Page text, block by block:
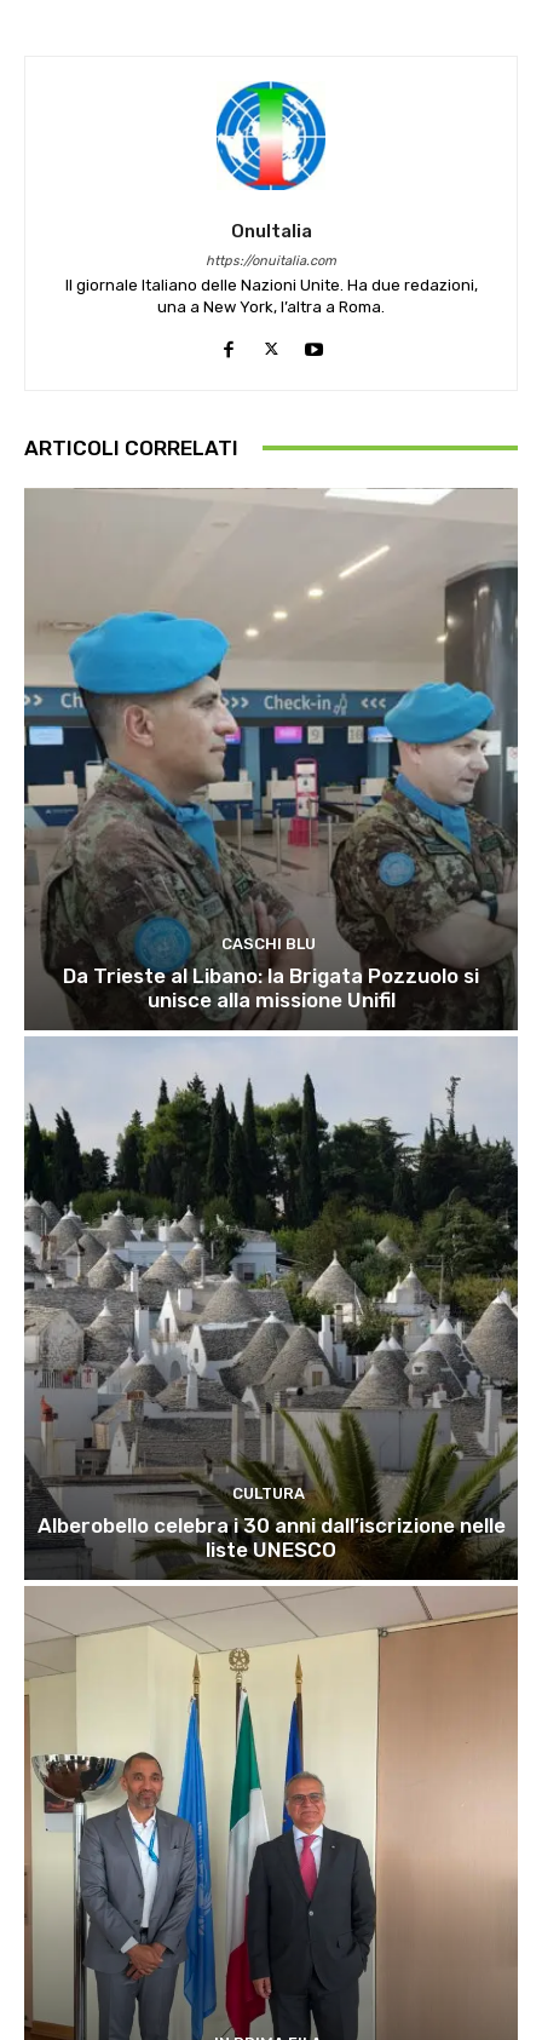
OnuItalia
https://onuitalia.com
Il giornale Italiano delle Nazioni Unite. Ha due redazioni,
una a New York, l’altra a Roma.
ARTICOLI CORRELATI
CASCHI BLU
Da Trieste al Libano: la Brigata Pozzuolo si
unisce alla missione Unifil
CULTURA
Alberobello celebra i 30 anni dall’iscrizione nelle
liste UNESCO